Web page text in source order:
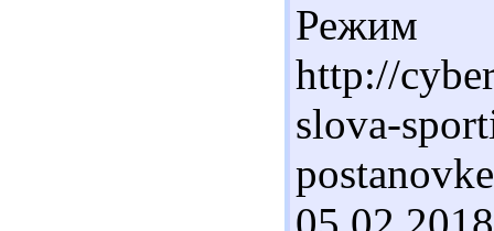
http://
slova-